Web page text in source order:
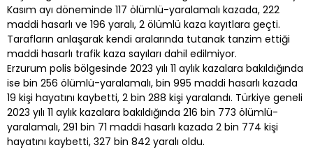
Kasım ayı döneminde 117 ölümlü-yaralamalı kazada, 222
maddi hasarlı ve 196 yaralı, 2 ölümlü kaza kayıtlara geçti.
Tarafların anlaşarak kendi aralarında tutanak tanzim ettiği
maddi hasarlı trafik kaza sayıları dahil edilmiyor.
Erzurum polis bölgesinde 2023 yılı 11 aylık kazalara bakıldığında
ise bin 256 ölümlü-yaralamalı, bin 995 maddi hasarlı kazada
19 kişi hayatını kaybetti, 2 bin 288 kişi yaralandı. Türkiye geneli
2023 yılı 11 aylık kazalara bakıldığında 216 bin 773 ölümlü-
yaralamalı, 291 bin 71 maddi hasarlı kazada 2 bin 774 kişi
hayatını kaybetti, 327 bin 842 yaralı oldu.